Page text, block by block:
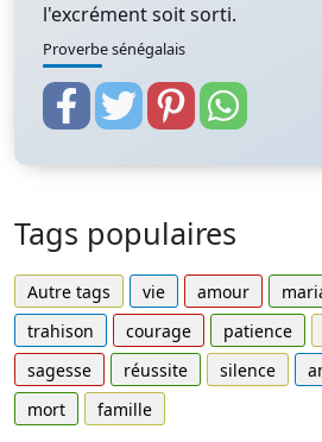
l'excrément soit sorti.
Proverbe sénégalais
Tags populaires
Autre tags vie amour
trahison
courage patience
sagesse
réussite silence
mort
famille